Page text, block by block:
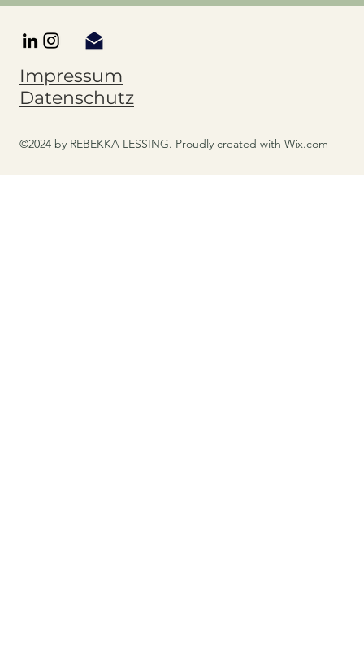
Impressum
Datenschutz
©2024 by REBEKKA LESSING. Proudly created with Wix.com